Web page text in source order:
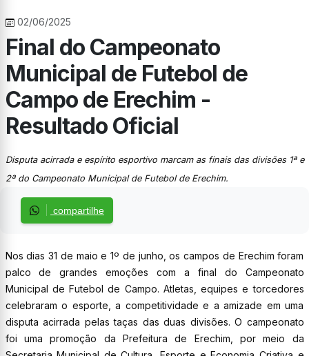
02/06/2025
Final do Campeonato
Municipal de Futebol de
Campo de Erechim -
Resultado Oficial
Disputa acirrada e espírito esportivo marcam as finais das divisões 1ª e
2ª do Campeonato Municipal de Futebol de Erechim.
compartilhe
Nos dias 31 de maio e 1º de junho, os campos de Erechim foram
palco de grandes emoções com a final do Campeonato
Municipal de Futebol de Campo. Atletas, equipes e torcedores
celebraram o esporte, a competitividade e a amizade em uma
disputa acirrada pelas taças das duas divisões. O campeonato
foi uma promoção da Prefeitura de Erechim, por meio da